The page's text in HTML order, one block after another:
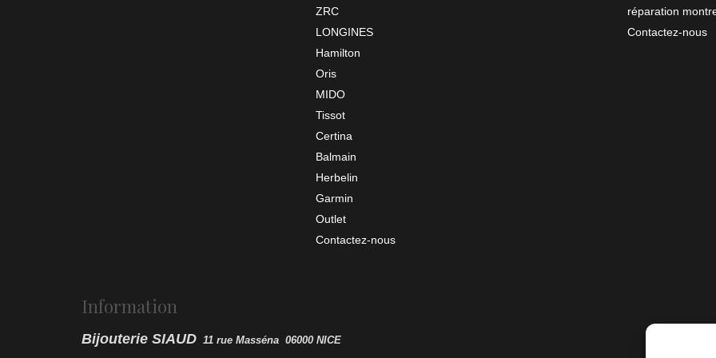
ZRC
LONGINES
Hamilton
Oris
MIDO
Tissot
Certina
Balmain
Herbelin
Garmin
Outlet
Contactez-nous
réparation
Contactez-nous
Information
Bijouterie SIAUD 11 rue Masséna 06000 NICE